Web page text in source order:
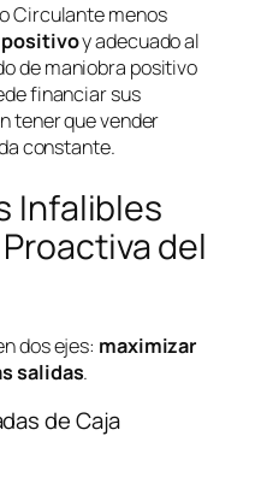
Circulante menos
positivoy adecuado al
de maniobra positivo
financiar sus
tener que vender
constante.
Infalibles
del
dos ejes: maximizar
salidas.
de Caja